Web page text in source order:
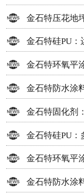
金石特压花地
地面材料
金石特硅PU：
金石特环氧平
决方案
金石特防水涂
方案
金石特固化剂
金石特硅PU
金石特环氧平
方案
金石特防水涂